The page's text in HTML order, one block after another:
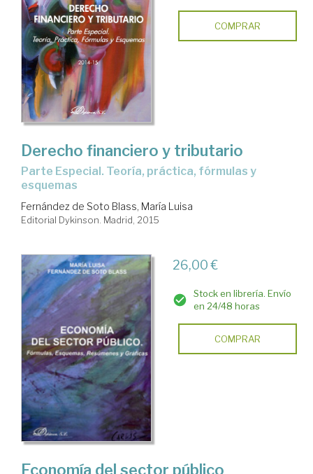
COMPRAR
Derecho financiero y tributario
Parte Especial. Teoría, práctica, fórmulas y
esquemas
Fernández de Soto Blass, María Luisa
Editorial Dykinson. Madrid, 2015
26,00 €
Stock en librería. Envío
en 24/48 horas
COMPRAR
Economía del sector público